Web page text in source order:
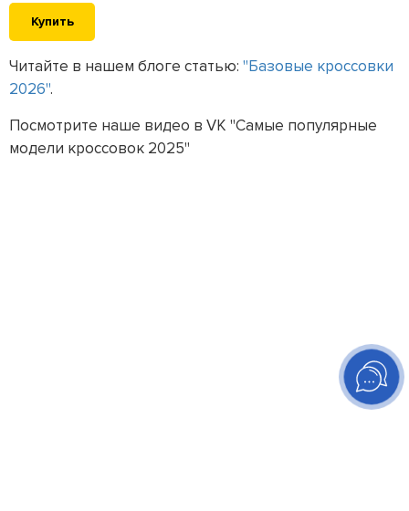
Купить
Читайте в нашем блоге статью: "Базовые кроссовки
2026".
Посмотрите наше видео в VK "Самые популярные
модели кроссовок 2025"